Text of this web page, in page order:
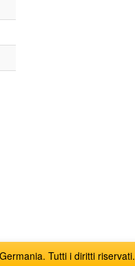
Tutti i diritti riservati.